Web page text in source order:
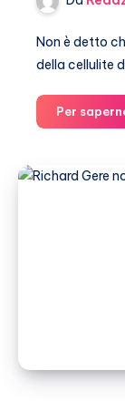
Non è detto
della cellulite
Per